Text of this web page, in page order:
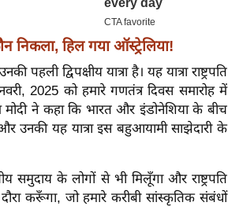
निकला, हिल गया ऑस्ट्रेलिया!
द्विपक्षीय यात्रा है। यह यात्रा राष्ट्रपति
2025 को हमारे गणतंत्र दिवस समारोह में
ने कहा कि भारत और इंडोनेशिया के बीच
यह यात्रा इस बहुआयामी साझेदारी के
समुदाय के लोगों से भी मिलूँगा और राष्ट्रपति
दौरा करूँगा, जो हमारे करीबी सांस्कृतिक संबंधों